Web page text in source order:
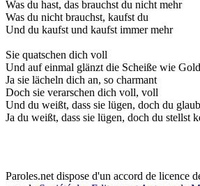
Was du hast, das brauchst du nicht mehr
Was du nicht brauchst, kaufst du
Und du kaufst und kaufst immer mehr
Sie quatschen dich voll
Und auf einmal glänzt die Scheiße wie
Ja sie lächeln dich an, so charmant
Doch sie verarschen dich voll, voll
Und du weißt, dass sie lügen, doch du
Ja du weißt, dass sie lügen, doch du stellst
Paroles.net dispose d'un accord de licence